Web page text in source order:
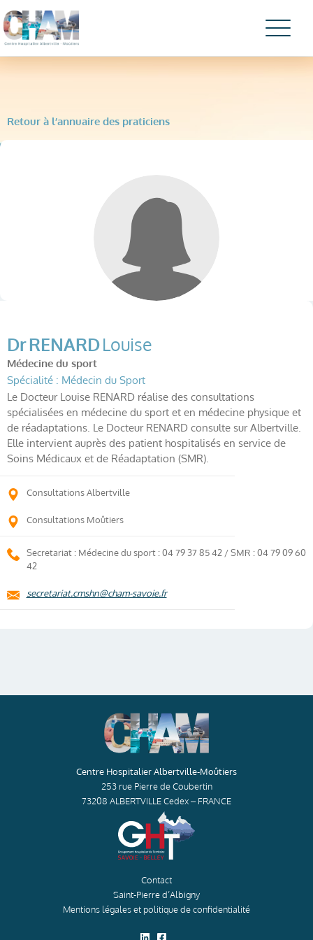
Retour à l’annuaire des praticiens
DrRENARDLouise
Médecine du sport
Spécialité : Médecin du Sport
Le Docteur Louise RENARD réalise des consultations
spécialisées en médecine du sport et en médecine physique et
de réadaptations. Le Docteur RENARD consulte sur Albertville.
Elle intervient auprès des patient hospitalisés en service de
Soins Médicaux et de Réadaptation (SMR).
Consultations Albertville
Consultations Moûtiers
Secretariat : Médecine du sport : 04 79 37 85 42 / SMR : 04 79 09 60
42
secretariat.cmshn@cham-savoie.fr
Centre Hospitalier Albertville-Moûtiers
253 rue Pierre de Coubertin
73208 ALBERTVILLE Cedex – FRANCE
Contact
Saint-Pierre d’Albigny
Mentions légales et politique de confidentialité